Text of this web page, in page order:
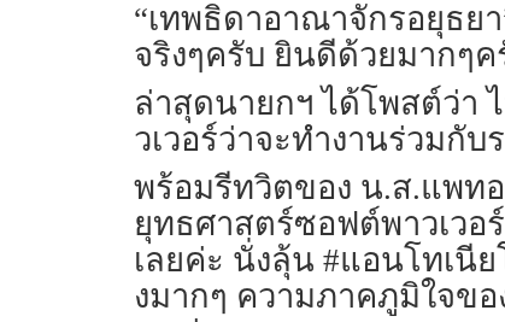
“เทพธิดาอาณาจักรอยุธย
จริงๆครับ ยินดีด้วยมากๆค
ล่าสุดนายกฯ ได้โพสต์ว่า
วเวอร์ว่าจะทำงานร่วมกับ
พร้อมรีทวิตของ น.ส.แพท
ยุทธศาสตร์ซอฟต์พาวเว
เลยค่ะ นั่งลุ้น #แอนโทเนี
งมากๆ ความภาคภูมิใจข